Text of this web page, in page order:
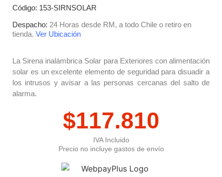
Código: 153-SIRNSOLAR
Despacho: 24 Horas desde RM, a todo Chile o retiro en
tienda. Ver Ubicación
La Sirena inalámbrica Solar para Exteriores con alimentación
solar es un excelente elemento de seguridad para disuadir a
los intrusos y avisar a las personas cercanas del salto de
alarma.
$117.810
IVA Incluido
Precio no incluye gastos de envío